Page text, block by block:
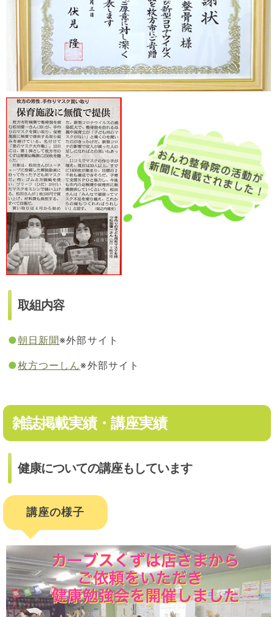
取組内容
●朝日新聞※外部サイト
●枚方つーしん※外部サイト
雑誌掲載実績・講座実績
健康についての講座もしています
講座の様子